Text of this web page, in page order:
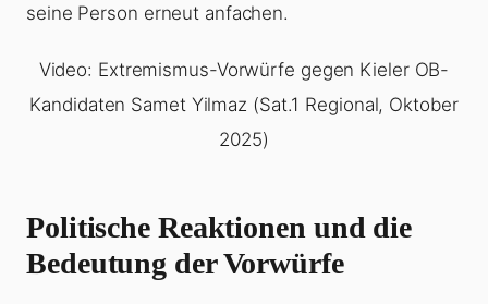
seine Person erneut anfachen.
Video: Extremismus-Vorwürfe gegen Kieler OB-
Kandidaten Samet Yilmaz (Sat.1 Regional, Oktober
2025)
Politische Reaktionen und die
Bedeutung der Vorwürfe